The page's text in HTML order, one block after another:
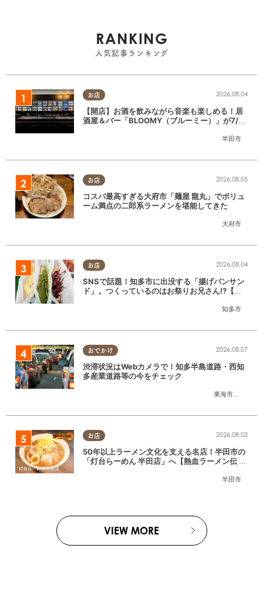
RANKING
人気記事ランキング
お店
半田市
2026.08.04
【開店】お酒を飲みながら音楽も楽しめる！居
酒屋＆バー「BLOOMY（ブルーミー）」が7/3
お店
大府市
2026.08.05
コスパ最高すぎる大府市「麺屋 龍丸」でボリュ
ーム満点の二郎系ラーメンを堪能してきた
お店
知多市
2026.08.04
SNSで話題！知多市に出没する「揚げパンサン
ド」。つくっているのはお祭りお兄さん!?【ち
おでかけ
東海市大府市
2026.08.07
渋滞状況はWebカメラで！知多半島道路・西知
多産業道路等の今をチェック
お店
半田市
2026.08.02
50年以上ラーメン文化を支える名店！半田市の
「灯台らーめん 半田店」へ【熱血ラーメン伝 8
VIEW MORE